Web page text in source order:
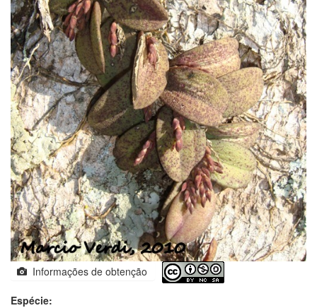
Informações de obtenção
Espécie: